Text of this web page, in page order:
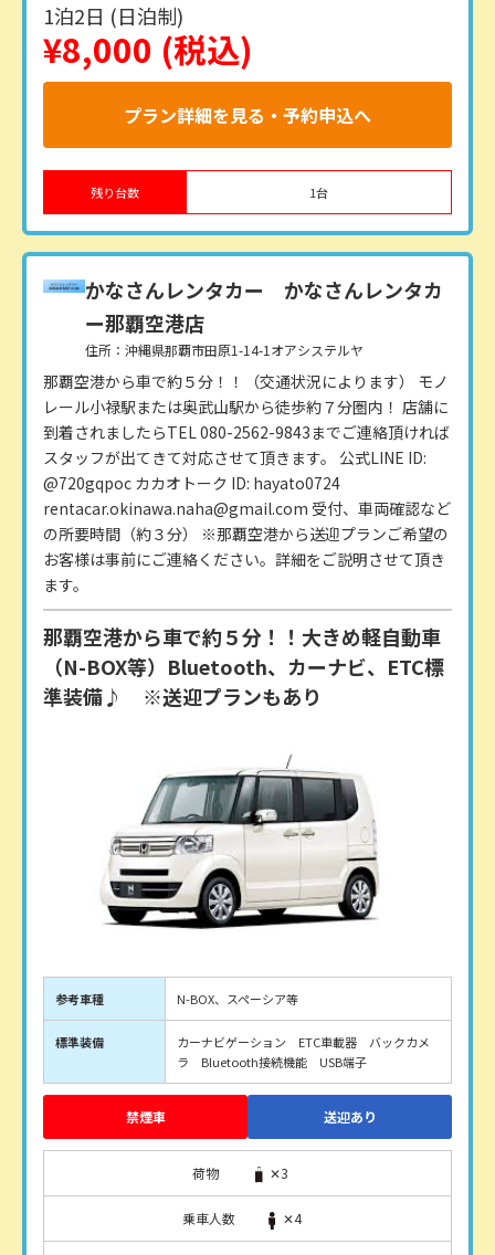
1泊2日 (日泊制)
¥8,000 (税込)
プラン詳細を見る・予約申込へ
残り台数 1台
かなさんレンタカー かなさんレンタカ
ー那覇空港店
住所：沖縄県那覇市田原1-14-1オアシステルヤ
那覇空港から車で約５分！！（交通状況によります） モノ
レール小禄駅または奥武山駅から徒歩約７分圏内！ 店舗に
到着されましたらTEL 080-2562-9843までご連絡頂ければ
スタッフが出てきて対応させて頂きます。 公式LINE ID:
@720gqpoc カカオトーク ID: hayato0724
rentacar.okinawa.naha@gmail.com 受付、車両確認など
の所要時間（約３分） ※那覇空港から送迎プランご希望の
お客様は事前にご連絡ください。詳細をご説明させて頂き
ます。
那覇空港から車で約５分！！大きめ軽自動車
（N-BOX等）Bluetooth、カーナビ、ETC標
準装備♪ ※送迎プランもあり
参考車種 N-BOX、スペーシア等
標準装備
カーナビゲーション ETC車載器 バックカメ
ラ Bluetooth接続機能 USB端子
禁煙車 送迎あり
荷物 ✕3
乗車人数 ✕4